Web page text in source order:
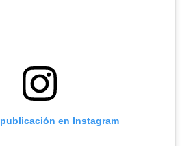
en Instagram